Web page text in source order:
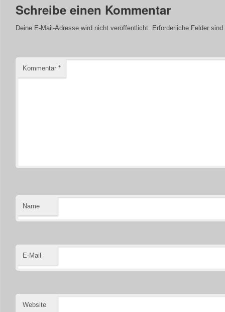
Schreibe einen Kommentar
Deine E-Mail-Adresse wird nicht veröffentlicht. Erforderliche Felder
Kommentar *
Name
E-Mail
Website